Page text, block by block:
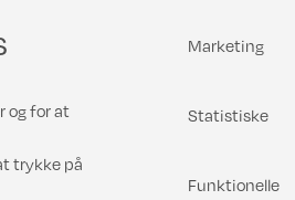
og for at
trykke på
Marketing
Statistiske
Funktionelle